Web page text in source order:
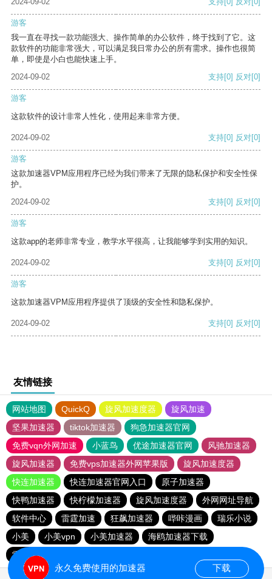
游客
我一直在寻找一款功能强大、操作简单的办公软件，终于找到了它。这
款软件的功能非常强大，可以满足我日常办公的所有需求。操作也很简
单，即使是小白也能快速上手。
2024-09-02
支持[0] 反对[0]
游客
这款软件的设计非常人性化，使用起来非常方便。
2024-09-02 支持[0] 反对[0]
游客
这款加速器VPM应用程序已经为我们带来了无限的隐私保护和安全性保
护。
2024-09-02
支持[0] 反对[0]
游客
这款app的老师非常专业，教学水平很高，让我能够学到实用的知识。
2024-09-02 支持[0] 反对[0]
游客
这款加速器VPM应用程序提供了顶级的安全性和隐私保护。
2024-09-02 支持[0] 反对[0]
友情链接
网站地图 QuickQ 旋风加速度器
旋风加速
坚果加速器
tiktok加速器
狗急加速器官网
免费vqn外网加速
小蓝鸟 优途加速器官网
风驰加速器
旋风加速器
免费vps加速器外网苹果版
旋风加速度器
快连加速器
快连加速器官网入口
原子加速器
快鸭加速器
快柠檬加速器 旋风加速度器
外网网址导航
软件中心
雷霆加速 狂飙加速器 哔咔漫画
瑞乐小说
小美
小美vpn 小美加速器
海鸥加速器下载
雷霆加速版ins
永久免费使用的加速器 下载